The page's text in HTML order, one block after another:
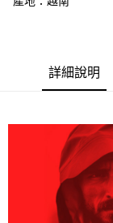
２．訂單成立數日內
３．收到繳費通知簡
ATM／網路銀行／
※ 請注意：結帳手續
購買商品的店家。未
後付繳納相關費用。
※ 交易是否成功請以
每筆NT$60，滿
每筆NT$60，滿
萊爾富取貨付款
每筆NT$60，滿
付款後萊爾富取貨
詳細說明